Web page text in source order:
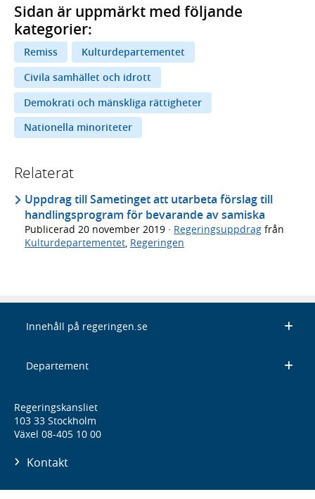
Sidan är uppmärkt med följande
kategorier:
Remiss
Kulturdepartementet
Civila samhället och idrott
Demokrati och mänskliga rättigheter
Nationella minoriteter
Relaterat
Uppdrag till Sametinget att utarbeta förslag till
handlingsprogram för bevarande av samiska
Publicerad 20 november 2019 · Regeringsuppdrag från
Kulturdepartementet, Regeringen
Innehåll på regeringen.se
Departement
Regeringskansliet
103 33 Stockholm
Växel 08-405 10 00
Kontakt